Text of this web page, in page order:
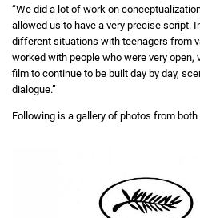
“We did a lot of work on
allowed us to have a very precise script.
different situations with teenagers from
worked with people who were very
film to continue to be built day by day,
dialogue.”
Following is a gallery of photos from both